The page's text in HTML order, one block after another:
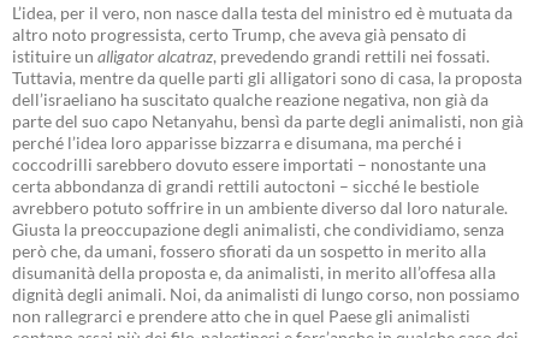
L’idea, per il vero, non nasce dalla testa del ministro ed è mutuata da
altro noto progressista, certo Trump, che aveva già pensato di
istituire un alligator alcatraz, prevedendo grandi rettili nei fossati.
Tuttavia, mentre da quelle parti gli alligatori sono di casa, la proposta
dell’israeliano ha suscitato qualche reazione negativa, non già da
parte del suo capo Netanyahu, bensì da parte degli animalisti, non già
perché l’idea loro apparisse bizzarra e disumana, ma perché i
coccodrilli sarebbero dovuto essere importati – nonostante una
certa abbondanza di grandi rettili autoctoni – sicché le bestiole
avrebbero potuto soffrire in un ambiente diverso dal loro naturale.
Giusta la preoccupazione degli animalisti, che condividiamo, senza
però che, da umani, fossero sfiorati da un sospetto in merito alla
disumanità della proposta e, da animalisti, in merito all’offesa alla
dignità degli animali. Noi, da animalisti di lungo corso, non possiamo
non rallegrarci e prendere atto che in quel Paese gli animalisti